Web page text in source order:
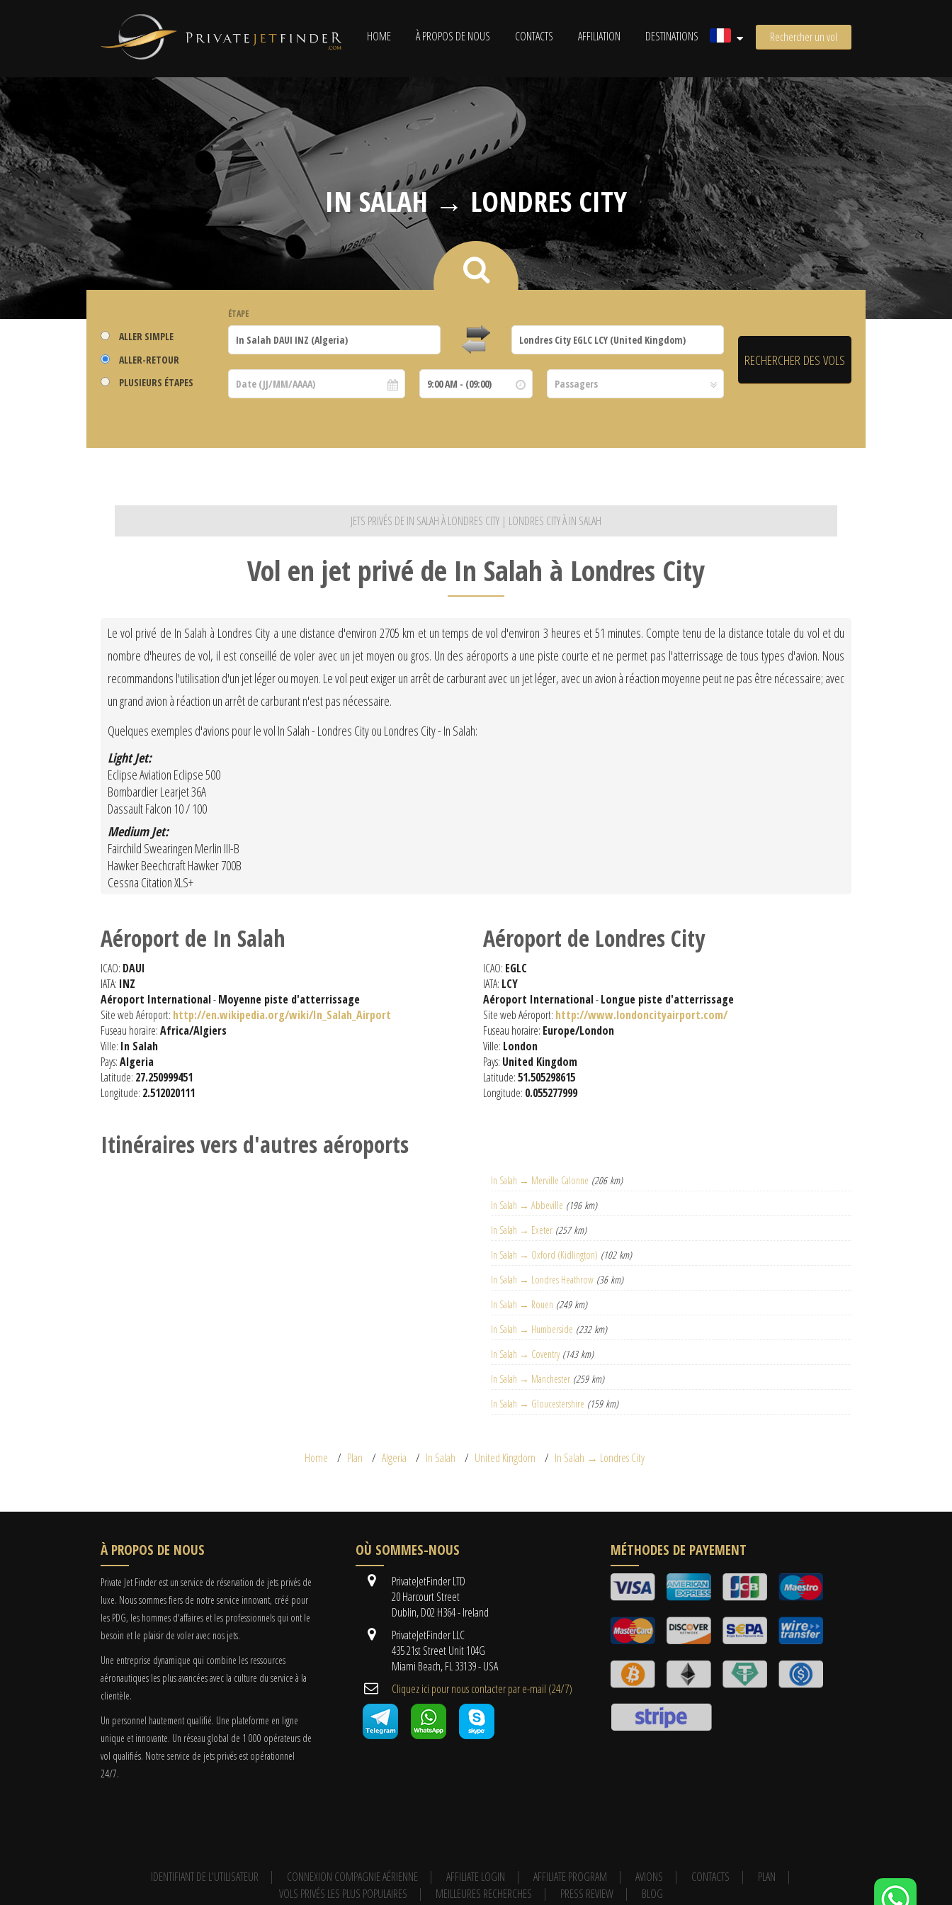
HOME À PROPOS DE NOUS CONTACTS AFFILIATION DESTINATIONS Rechercher un vol
IN SALAH → LONDRES CITY
ALLER SIMPLE
ALLER-RETOUR
PLUSIEURS ÉTAPES
ÉTAPE
JETS PRIVÉS DE IN SALAH À LONDRES CITY | LONDRES CITY À IN SALAH
Vol en jet privé de In Salah à Londres City
Le vol privé de In Salah à Londres City a une distance d'environ 2705 km et un temps de vol d'environ 3 heures et 51 minutes. Compte tenu de la distance totale du vol et du
nombre d'heures de vol, il est conseillé de voler avec un jet moyen ou gros. Un des aéroports a une piste courte et ne permet pas l'atterrissage de tous types d'avion. Nous
recommandons l'utilisation d'un jet léger ou moyen. Le vol peut exiger un arrêt de carburant avec un jet léger, avec un avion à réaction moyenne peut ne pas être nécessaire; avec
un grand avion à réaction un arrêt de carburant n'est pas nécessaire.
Quelques exemples d'avions pour le vol In Salah - Londres City ou Londres City - In Salah:
Light Jet:
Eclipse Aviation Eclipse 500
Bombardier Learjet 36A
Dassault Falcon 10 / 100
Medium Jet:
Fairchild Swearingen Merlin III-B
Hawker Beechcraft Hawker 700B
Cessna Citation XLS+
Aéroport de In Salah
ICAO: DAUI
IATA: INZ
Aéroport International-Moyenne piste d'atterrissage
Site web Aéroport: http://en.wikipedia.org/wiki/In_Salah_Airport
Fuseau horaire:Africa/Algiers
Ville: In Salah
Pays:Algeria
Latitude: 27.250999451
Longitude: 2.512020111
Aéroport de Londres City
ICAO: EGLC
IATA: LCY
Aéroport International-Longue piste d'atterrissage
Site web Aéroport: http://www.londoncityairport.com/
Fuseau horaire: Europe/London
Ville: London
Pays: United Kingdom
Latitude:51.505298615
Longitude: 0.055277999
Itinéraires vers d'autres aéroports
In Salah → Merville Calonne (206 km)
In Salah → Abbeville (196 km)
In Salah → Exeter (257 km)
In Salah → Oxford (Kidlington) (102 km)
In Salah → Londres Heathrow (36 km)
In Salah → Rouen (249 km)
In Salah → Humberside (232 km)
In Salah → Coventry (143 km)
In Salah → Manchester (259 km)
In Salah → Gloucestershire (159 km)
Home Plan Algeria In Salah United Kingdom In Salah → Londres City
À PROPOS DE NOUS
Private Jet Finder est un service de réservation de jets privés de
luxe. Nous sommes fiers de notre service innovant, créé pour
les PDG, les hommes d'affaires et les professionnels qui ont le
besoin et le plaisir de voler avec nos jets.
Une entreprise dynamique qui combine les ressources
aéronautiques les plus avancées avec la culture du service à la
clientèle.
Un personnel hautement qualifié. Une plateforme en ligne
unique et innovante. Un réseau global de 1 000 opérateurs de
vol qualifiés. Notre service de jets privés est opérationnel
24/7.
OÙ SOMMES-NOUS
PrivateJetFinder LTD
20 Harcourt Street
Dublin, D02 H364 - Ireland
PrivateJetFinder LLC
435 21st Street Unit 104G
Miami Beach, FL 33139 - USA
Cliquez ici pour nous contacter par e-mail (24/7)
MÉTHODES DE PAYEMENT
IDENTIFIANT DE L'UTILISATEUR CONNEXION COMPAGNIE AÉRIENNE AFFILIATE LOGIN AFFILIATE PROGRAM AVIONS CONTACTS
PLAN
VOLS PRIVÉS LES PLUS POPULAIRES
MEILLEURES RECHERCHES PRESS REVIEW BLOG